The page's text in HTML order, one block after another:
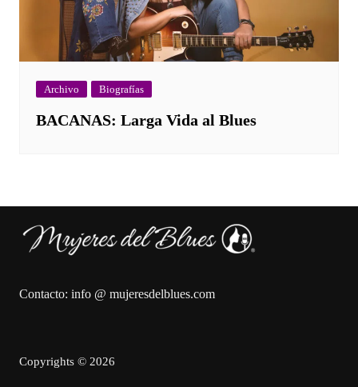
Archivo Biografías
BACANAS: Larga Vida al Blues
Contacto: info @ mujeresdelblues.com
Copyrights © 2026